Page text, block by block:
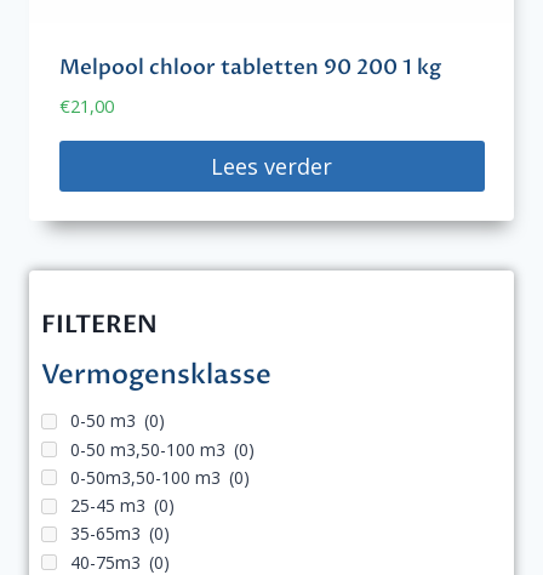
Melpool chloor tabletten 90 200 1 kg
€21,00
Lees verder
FILTEREN
Vermogensklasse
0-50 m3 (0)
0-50 m3,50-100 m3 (0)
0-50m3,50-100 m3 (0)
25-45 m3 (0)
35-65m3 (0)
40-75m3 (0)